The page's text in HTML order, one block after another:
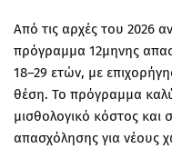
Από τις αρχές του 2026
πρόγραμμα 12μηνης
18–29 ετών, με
θέση. Το πρόγραμμα
μισθολογικό κόστος και
απασχόλησης για νέους